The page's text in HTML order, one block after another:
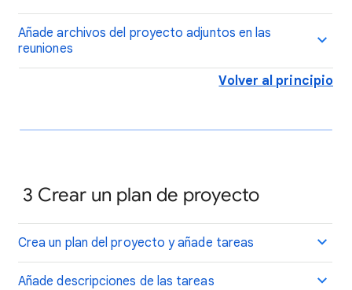
Añade archivos del proyecto adjuntos en las
reuniones
Volver al principio
3 Crear un plan de proyecto
Crea un plan del proyecto y añade tareas
Añade descripciones de las tareas